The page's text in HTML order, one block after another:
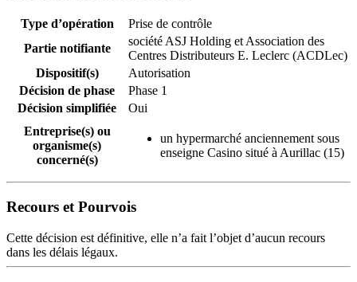
Type d’opération
Prise de contrôle
Partie notifiante
société ASJ Holding et Association des
Centres Distributeurs E. Leclerc (ACDLec)
Dispositif(s)
Autorisation
Décision de phase
Phase 1
Décision simplifiée
Oui
Entreprise(s) ou
organisme(s)
concerné(s)
un hypermarché anciennement sous
enseigne Casino situé à Aurillac (15)
Recours et Pourvois
Cette décision est définitive, elle n’a fait l’objet d’aucun recours
dans les délais légaux.